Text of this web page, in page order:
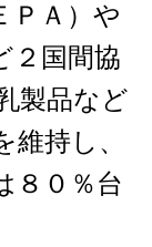
ＰＡ）や
２国間協
製品など
持し、
８０％台